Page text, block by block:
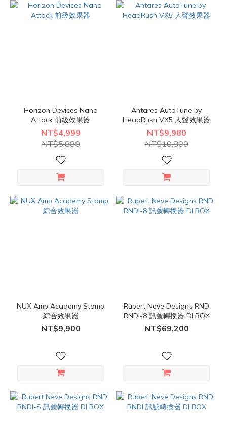
Horizon Devices Nano
Attack 前級效果器
NT$4,999
NT$5,880
Antares AutoTune by
HeadRush VX5 人聲效果器
NT$9,980
NT$10,800
NUX Amp Academy Stomp
綜合效果器
NT$9,900
Rupert Neve Designs RND
RNDI-8 訊號轉換器 DI BOX
NT$69,200